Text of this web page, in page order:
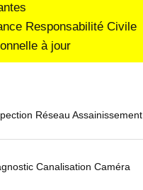
Responsabilité Civile
à jour
Réseau Assainissement
Canalisation Caméra